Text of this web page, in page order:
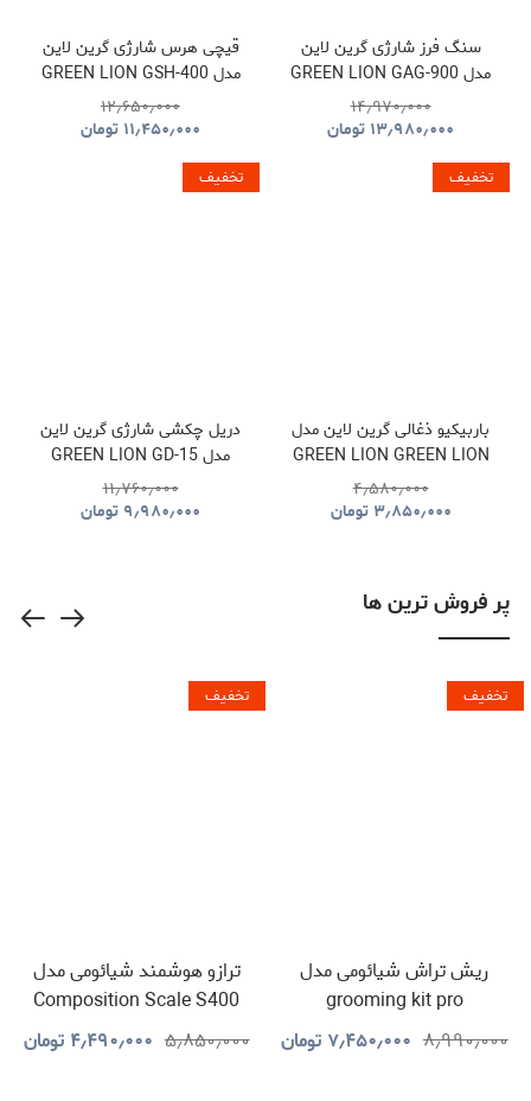
سنگ فرز شارژی گرین لاین
مدل GREEN LION GAG-900
CORDLESS ANGLE
GRINDER TOOL
۱۴٫۹۷۰٫۰۰۰
۱۳٫۹۸۰٫۰۰۰ تومان
قیچی هرس شارژی گرین لاین
مدل GREEN LION GSH-400
ELECTRIC PRUNING
SHEARS TOOL CORDLESS
۱۲٫۶۵۰٫۰۰۰
۱۱٫۴۵۰٫۰۰۰ تومان
تخفیف
باربیکیو ذغالی گرین لاین مدل
GREEN LION GREEN LION
QUDRA FOLDABLE BBQ
GRILL GNQDRBBQSTBK
۴٫۵۸۰٫۰۰۰
۳٫۸۵۰٫۰۰۰ تومان
تخفیف
دریل چکشی شارژی گرین لاین
مدل GREEN LION GD-15
PRO DRIVE CORDLESS
HAMMER DRILL
۱۱٫۷۶۰٫۰۰۰
۹٫۹۸۰٫۰۰۰ تومان
پر فروش ترین ها
تخفیف
ریش تراش شیائومی مدل
grooming kit pro
۸٫۹۹۰٫۰۰۰ ۷٫۴۵۰٫۰۰۰ تومان
تخفیف
ترازو هوشمند شیائومی مدل
Composition Scale S400
۵٫۸۵۰٫۰۰۰ ۴٫۴۹۰٫۰۰۰ تومان